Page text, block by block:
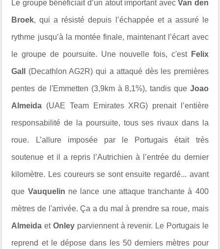
Le groupe bénéficiait d’un atout important avecVan den
Broek, qui a résisté depuis l’échappée et a assuré le
rythme jusqu’à la montée finale, maintenant l’écart avec
le groupe de poursuite. Une nouvelle fois, c'estFelix
Gall (Decathlon AG2R) qui a attaqué dès les premières
pentes de l'Emmetten (3,9km à 8,1%), tandis queJoao
Almeida (UAE Team Emirates XRG) prenait l’entière
responsabilité de la poursuite, tous ses rivaux dans la
roue. L’allure imposée par le Portugais était très
soutenue et il a repris l’Autrichien à l’entrée du dernier
kilomètre. Les coureurs se sont ensuite regardé... avant
que Vauquelin ne lance une attaque tranchante à 400
mètres de l'arrivée. Ça a du mal à prendre sa roue, mais
AlmeidaetOnley parviennent à revenir. Le Portugais le
reprend et le dépose dans les 50 derniers mètres pour